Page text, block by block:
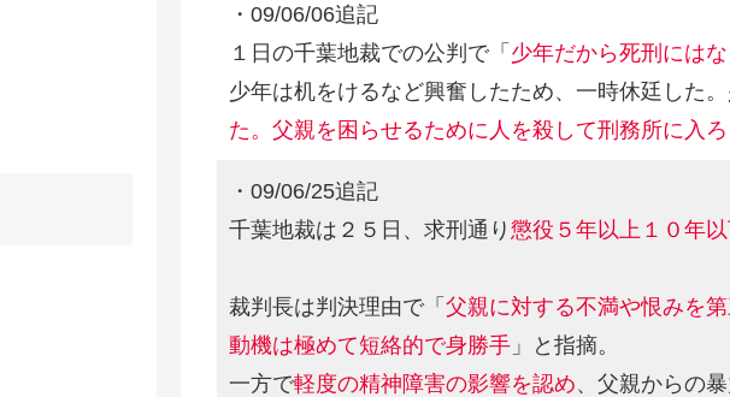
・09/06/06追記
１日の千葉地裁での公判で「 少年だから死刑には
少年は机をけるなど興奮したため、一時休廷した
た。父親を困らせるために人を殺して刑務所に入
・09/06/25追記
千葉地裁は２５日、求刑通り 懲役５年以上１０年
裁判長は判決理由で「 父親に対する不満や恨みを
動機は極めて短絡的で身勝手 」と指摘。
一方で軽度の精神障害の影響を認め、父親からの